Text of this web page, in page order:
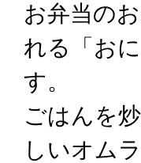
お弁当の
れる「お
す。
ごはんを
しいオム